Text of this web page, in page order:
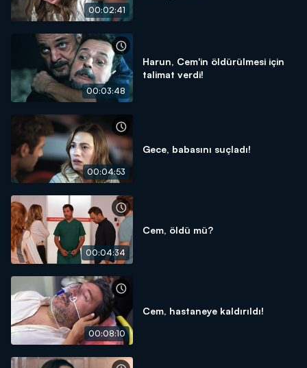
00:02:41
00:03:48
Harun, Cem'in öldürülmesi için
talimat verdi!
00:04:53
Gece, babasını suçladı!
00:04:34
Cem, öldü mü?
00:08:10
Cem, hastaneye kaldırıldı!